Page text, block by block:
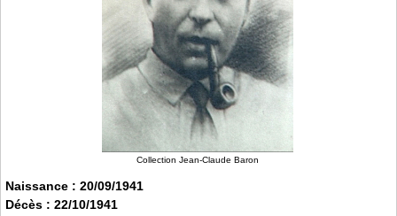
Collection Jean-Claude Baron
Naissance : 20/09/1941
Décès : 22/10/1941